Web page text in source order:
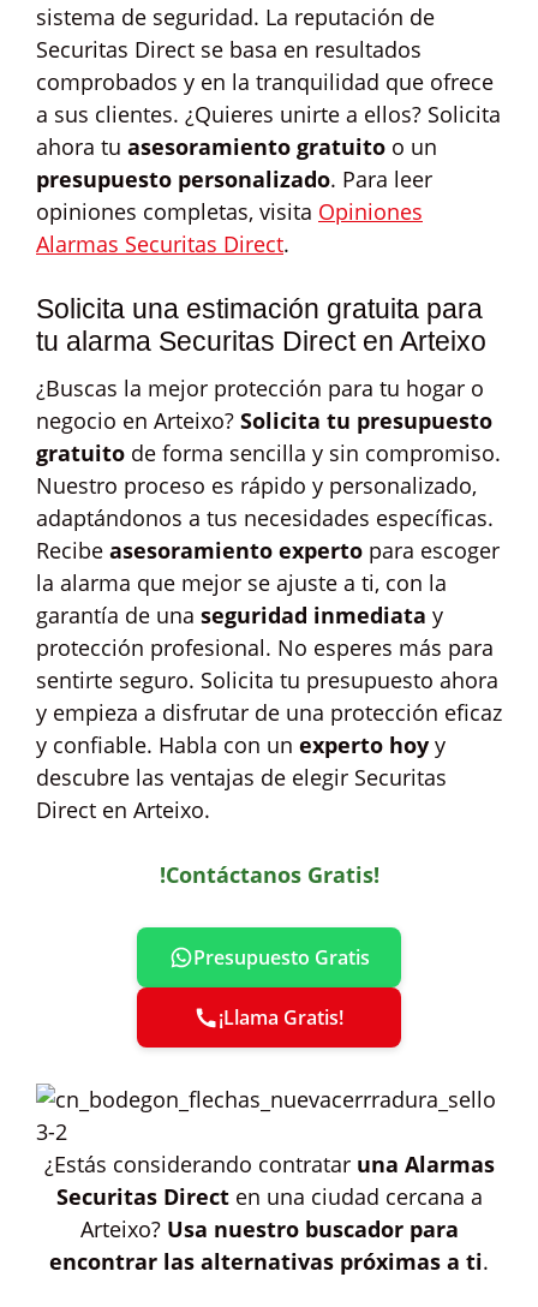
sistema de seguridad. La reputación de
Securitas Direct se basa en resultados
comprobados y en la tranquilidad que ofrece
a sus clientes. ¿Quieres unirte a ellos? Solicita
ahora tu asesoramiento gratuito o un
presupuesto personalizado. Para leer
opiniones completas, visita Opiniones
Alarmas Securitas Direct.
Solicita una estimación gratuita para
tu alarma Securitas Direct en Arteixo
¿Buscas la mejor protección para tu hogar o
negocio en Arteixo? Solicita tu presupuesto
gratuito de forma sencilla y sin compromiso.
Nuestro proceso es rápido y personalizado,
adaptándonos a tus necesidades específicas.
Recibe asesoramiento experto para escoger
la alarma que mejor se ajuste a ti, con la
garantía de una seguridad inmediata y
protección profesional. No esperes más para
sentirte seguro. Solicita tu presupuesto ahora
y empieza a disfrutar de una protección eficaz
y confiable. Habla con un experto hoy y
descubre las ventajas de elegir Securitas
Direct en Arteixo.
!Contáctanos Gratis!
Presupuesto Gratis
¡Llama Gratis!
¿Estás considerando contratar una Alarmas
Securitas Directen una ciudad cercana a
Arteixo? Usa nuestro buscador para
encontrar las alternativas próximas a ti.